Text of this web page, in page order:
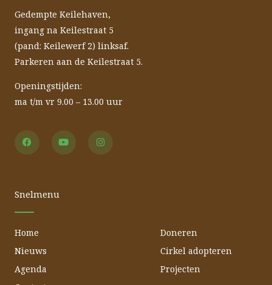
Gedempte Keilehaven,
ingang na Keilestraat 5
(pand: Keilewerf 2) linksaf.
Parkeren aan de Keilestraat 5.
Openingstijden:
ma t/m vr 9.00 – 13.00 uur
a
o
k
o n
Snelmenu
Home
Nieuws
Agenda
Doneren
Cirkel adopteren
Projecten